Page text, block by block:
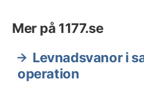
Mer på 1177.se
Levnadsvanor i
operation